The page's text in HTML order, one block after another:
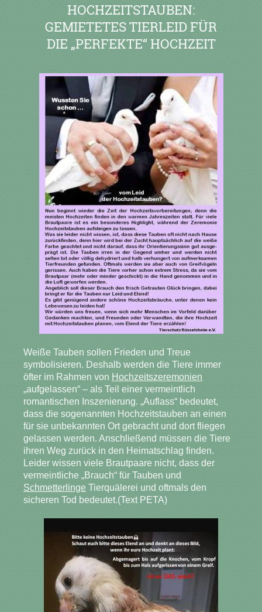
HOCHZEITSTAUBEN:
GEMIETETES TIERLEID FÜR
DIE „PERFEKTE“ HOCHZEIT
Weiße Tauben sollen Frieden und Treue
symbolisieren. Deshalb werden die Tiere immer
öfter im Rahmen von Hochzeitszeremonien
„aufgelassen“ – als Teil einer vermeintlich
romantischen Inszenierung. „Auflass“ bedeutet,
dass die sogenannten Hochzeitstauben an einen
für sie unbekannten Ort gebracht und dort fliegen
gelassen werden. Anschließend müssen die Tiere
ihren Weg zurück in den Heimatschlag finden.
Leider wissen viele Brautpaare nicht, dass der
vermeintliche „Brauch“ für Tauben und
Schmetterlinge Tierquälerei und oftmals den
sicheren Tod bedeutet.(Text PETA)